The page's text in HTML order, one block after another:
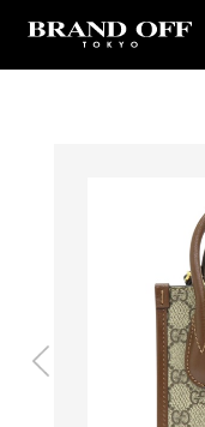
中古名牌業界No.1的